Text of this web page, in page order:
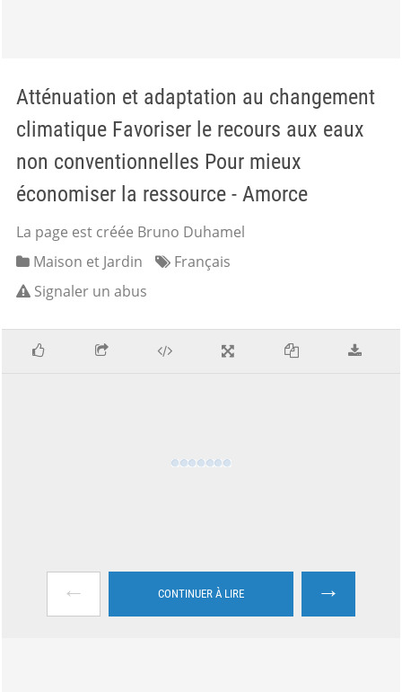
Atténuation et adaptation au changement
climatique Favoriser le recours aux eaux
non conventionnelles Pour mieux
économiser la ressource - Amorce
La page est créée Bruno Duhamel
Maison et Jardin
Français
Signaler un abus
← CONTINUER À LIRE →